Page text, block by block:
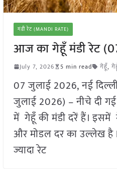
मंडी रेट (MANDI RATE)
आज का गेहूँ मंडी रेट
July 7, 2026 5 min read गेहूँ,
07 जुलाई 2026, नई
जुलाई 2026) – नीचे दी
में गेहूँ की मंडी दरें हैं।
और मोडल दर का उल्लेख है
ज्यादा रेट